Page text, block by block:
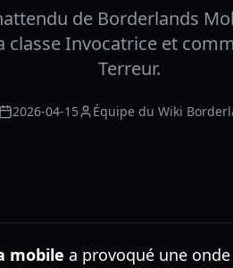
de Borderlands
classe Invocatrice et
Terreur.
2026-04-15 Équipe du Wiki
mobile a provoqué une